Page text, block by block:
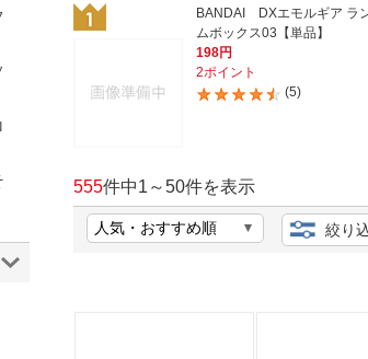
よくある質
BANDAI DXエモルギア ラ
ムボックス03【単品】
198円
2ポイント
(5)
555件中1 ～50件を表示
絞り